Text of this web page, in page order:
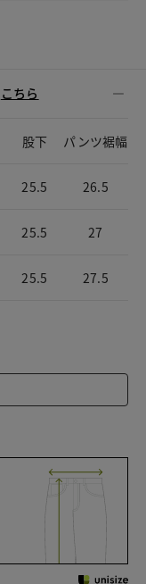
こちら
股下 パンツ裾幅
25.5 26.5
25.5 27
25.5 27.5